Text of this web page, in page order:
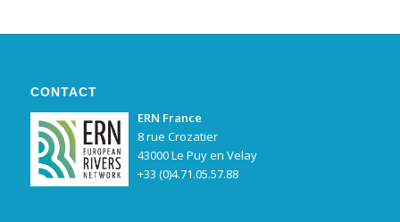
CONTACT
ERN France
8 rue Crozatier
43000 Le Puy en Velay
+33 (0)4.71.05.57.88